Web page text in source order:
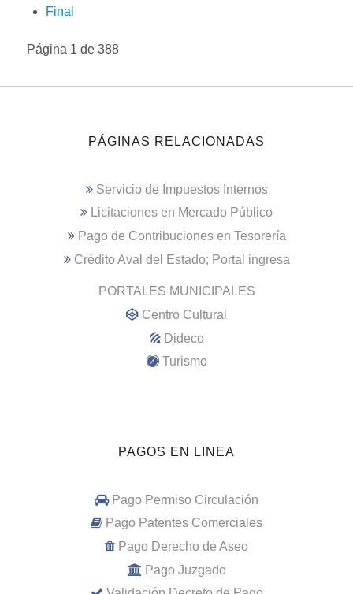
Final
Página 1 de 388
PÁGINAS RELACIONADAS
Servicio de Impuestos Internos
Licitaciones en Mercado Público
Pago de Contribuciones en Tesorería
Crédito Aval del Estado; Portal ingresa
PORTALES MUNICIPALES
Centro Cultural
Dideco
Turismo
PAGOS EN LINEA
Pago Permiso Circulación
Pago Patentes Comerciales
Pago Derecho de Aseo
Pago Juzgado